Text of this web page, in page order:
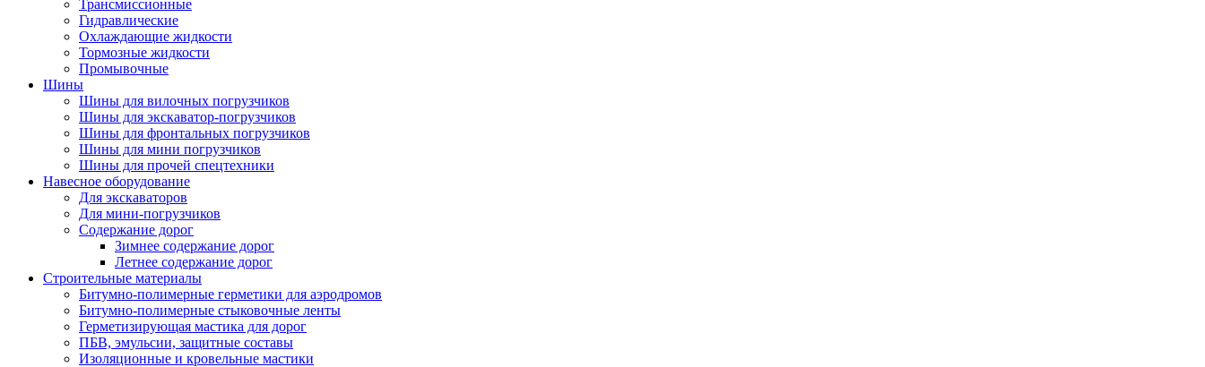
Трансмиссионные
Гидравлические
Охлаждающие жидкости
Тормозные жидкости
Промывочные
Шины
Шины для вилочных погрузчиков
Шины для экскаватор-погрузчиков
Шины для фронтальных погрузчиков
Шины для мини погрузчиков
Шины для прочей спецтехники
Навесное оборудование
Для экскаваторов
Для мини-погрузчиков
Содержание дорог
Зимнее содержание дорог
Летнее содержание дорог
Строительные материалы
Битумно-полимерные герметики для аэродромов
Битумно-полимерные стыковочные ленты
Герметизирующая мастика для дорог
ПБВ, эмульсии, защитные составы
Изоляционные и кровельные мастики